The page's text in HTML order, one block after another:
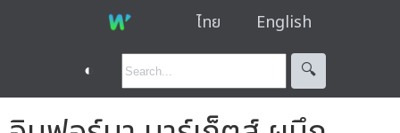
ไทย English
◐ 🔍︎